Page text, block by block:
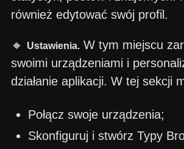
również edytować swój profil.
🔸 Ustawienia.W tym miejscu
swoimi urządzeniami i
działanie aplikacji. W tej sekcji
Połącz swoje urządzenia;
Skonfiguruj i stwórz Typy